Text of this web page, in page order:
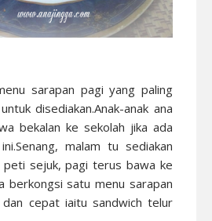
sarapan pagi yang paling
disediakan.Anak-anak ana
bekalan ke sekolah jika ada
malam tu sediakan
peti sejuk, pagi terus bawa ke
berkongsi satu menu sarapan
cepat iaitu sandwich telur